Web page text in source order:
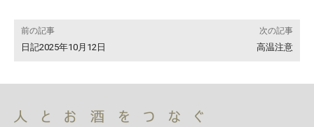
前の記事
日記2025年10月12日
次の記事
高温注意